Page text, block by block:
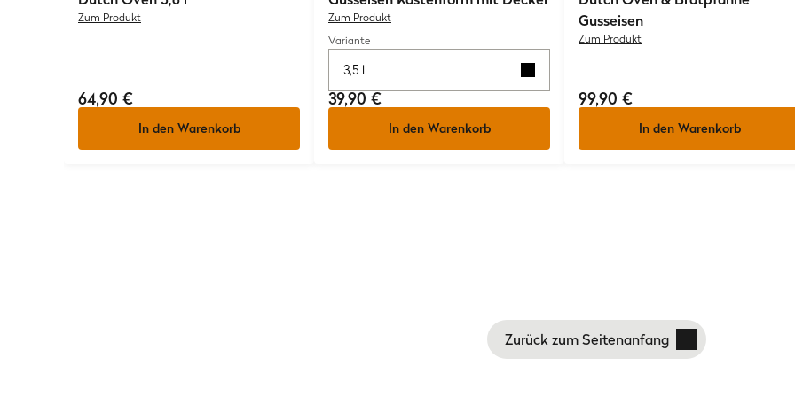
Zum Produkt
64,90 €
In den Warenkorb
Zum Produkt
Variante
3,5 l
39,90 €
In den Warenkorb
Gusseisen
Zum Produkt
99,90 €
In den Warenkorb
Zurück zum Seitenanfang